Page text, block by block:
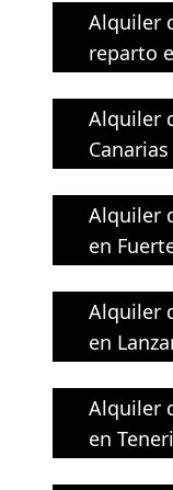
Alquiler
reparto
Alquiler
Canarias
Alquiler
en
Alquiler
en
Alquiler
en